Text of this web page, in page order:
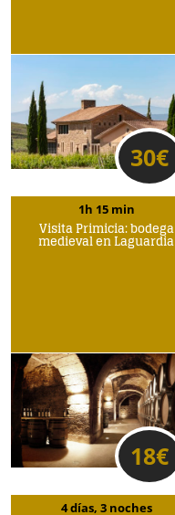
30€
1h 15 min
Visita Primicia: bodega
medieval en Laguardia
18€
4 días, 3 noches